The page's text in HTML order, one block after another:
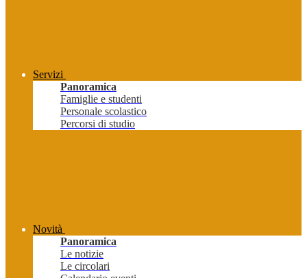
Servizi
Panoramica
Famiglie e studenti
Personale scolastico
Percorsi di studio
Novità
Panoramica
Le notizie
Le circolari